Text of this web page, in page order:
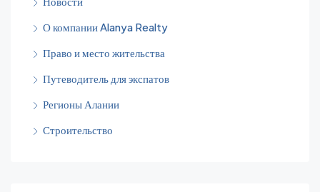
О компании Alanya Realty
Право и место жительства
Путеводитель для экспатов
Регионы Алании
Строительство